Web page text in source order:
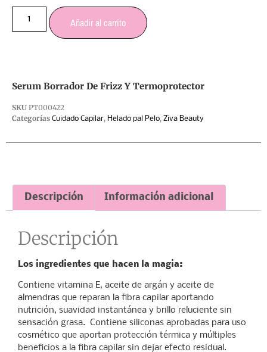
Añadir al carrito
Serum Borrador De Frizz Y Termoprotector
SKU PT000422
Categorías Cuidado Capilar, Helado pal Pelo, Ziva Beauty
Descripción Información adicional
Descripción
Los ingredientes que hacen la magia:
Contiene vitamina E, aceite de argán y aceite de
almendras que reparan la fibra capilar aportando
nutrición, suavidad instantánea y brillo reluciente sin
sensación grasa. Contiene siliconas aprobadas para uso
cosmético que aportan protección térmica y múltiples
beneficios a la fibra capilar sin dejar efecto residual.